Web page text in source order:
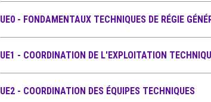
UE0 - FONDAMENTAUX TECHNIQUES DE RÉGIE
UE1 - COORDINATION DE L'EXPLOITATION
UE2 - COORDINATION DES ÉQUIPES TECHNIQUES